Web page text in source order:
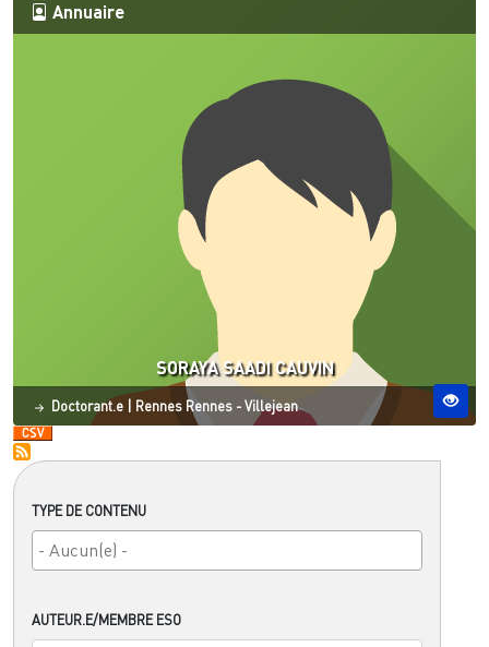
TYPE DE CONTENU
AUTEUR.E/MEMBRE ESO
Annuaire
SORAYA SAADI CAUVIN
Statut
Doctorant.e Site ESO
Rennes Rennes - Villejean